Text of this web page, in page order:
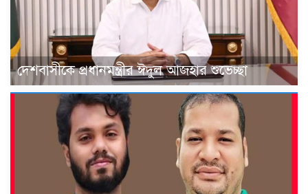
দেশবাসীকে প্রধানমন্ত্রীর ঈদুল আজহার শুভেচ্ছা